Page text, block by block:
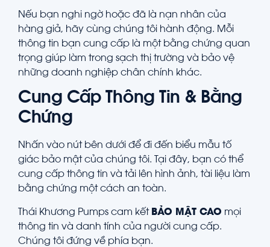
Nếu bạn nghi ngờ hoặc đã là nạn nhân của
hàng giả, hãy cùng chúng tôi hành động. Mỗi
thông tin bạn cung cấp là một bằng chứng quan
trọng giúp làm trong sạch thị trường và bảo vệ
những doanh nghiệp chân chính khác.
Cung Cấp Thông Tin & Bằng
Chứng
Nhấn vào nút bên dưới để đi đến biểu mẫu tố
giác bảo mật của chúng tôi. Tại đây, bạn có thể
cung cấp thông tin và tải lên hình ảnh, tài liệu làm
bằng chứng một cách an toàn.
Thái Khương Pumps cam kết BẢO MẬT CAO mọi
thông tin và danh tính của người cung cấp.
Chúng tôi đứng về phía bạn.